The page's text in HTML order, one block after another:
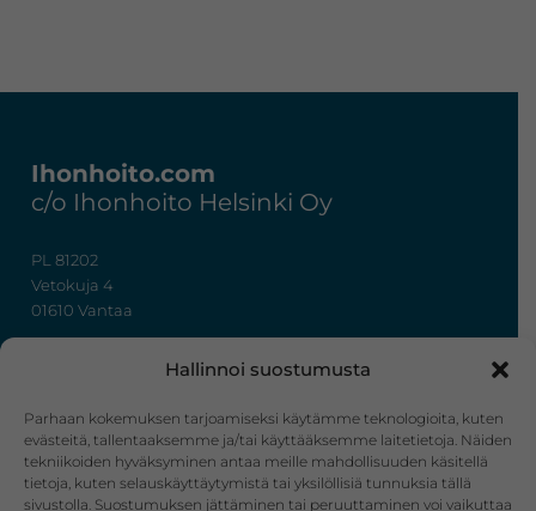
Hallinnoi suostumusta
Parhaan kokemuksen tarjoamiseksi käytämme teknologioita, kuten
evästeitä, tallentaaksemme ja/tai käyttääksemme laitetietoja. Näiden
tekniikoiden hyväksyminen antaa meille mahdollisuuden käsitellä
tietoja, kuten selauskäyttäytymistä tai yksilöllisiä tunnuksia tällä
sivustolla. Suostumuksen jättäminen tai peruuttaminen voi vaikuttaa
Ihonhoito.com
c/o Ihonhoito Helsinki Oy
PL 81202
Vetokuja 4
01610 Vantaa
info@ihonhoito.com
Facebook Instagram